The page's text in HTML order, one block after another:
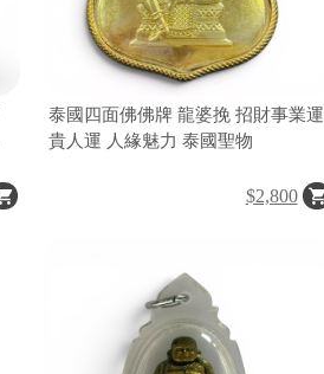
泰國四面佛佛牌 龍婆挽 招財事業運
貴人運 人緣魅力 泰國聖物
$2,800